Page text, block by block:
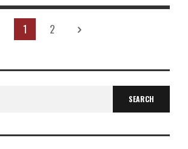
1 2